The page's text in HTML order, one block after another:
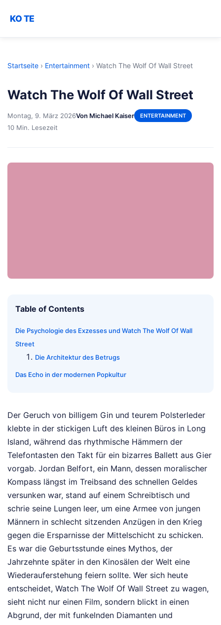
KO TE
Startseite › Entertainment › Watch The Wolf Of Wall Street
Watch The Wolf Of Wall Street
Montag, 9. März 2026Von Michael Kaiser ENTERTAINMENT
10 Min. Lesezeit
Table of Contents
Die Psychologie des Exzesses und Watch The Wolf Of Wall
Street
Die Architektur des Betrugs
Das Echo in der modernen Popkultur
Der Geruch von billigem Gin und teurem Polsterleder
klebte in der stickigen Luft des kleinen Büros in Long
Island, während das rhythmische Hämmern der
Telefontasten den Takt für ein bizarres Ballett aus Gier
vorgab. Jordan Belfort, ein Mann, dessen moralischer
Kompass längst im Treibsand des schnellen Geldes
versunken war, stand auf einem Schreibtisch und
schrie seine Lungen leer, um eine Armee von jungen
Männern in schlecht sitzenden Anzügen in den Krieg
gegen die Ersparnisse der Mittelschicht zu schicken.
Es war die Geburtsstunde eines Mythos, der
Jahrzehnte später in den Kinosälen der Welt eine
Wiederauferstehung feiern sollte. Wer sich heute
entscheidet, Watch The Wolf Of Wall Street zu wagen,
sieht nicht nur einen Film, sondern blickt in einen
Abgrund, der mit funkelnden Diamanten und